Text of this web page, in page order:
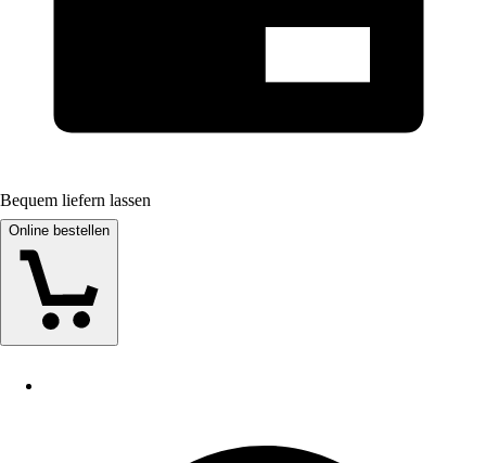
Bequem liefern lassen
Online bestellen